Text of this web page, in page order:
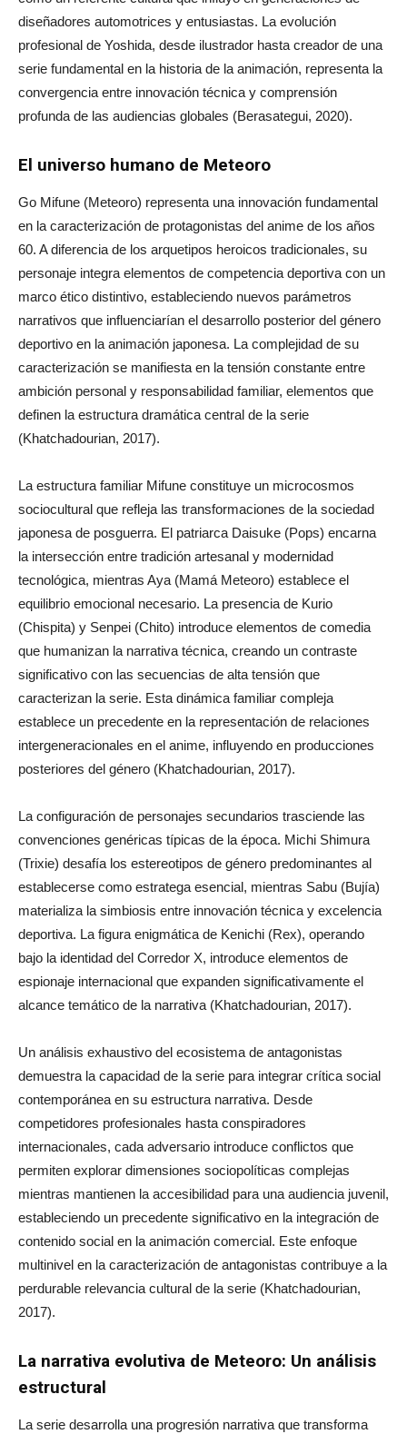
diseñadores automotrices y entusiastas. La evolución
profesional de Yoshida, desde ilustrador hasta creador de una
serie fundamental en la historia de la animación, representa la
convergencia entre innovación técnica y comprensión
profunda de las audiencias globales (Berasategui, 2020).
El universo humano de Meteoro
Go Mifune (Meteoro) representa una innovación fundamental
en la caracterización de protagonistas del anime de los años
60. A diferencia de los arquetipos heroicos tradicionales, su
personaje integra elementos de competencia deportiva con un
marco ético distintivo, estableciendo nuevos parámetros
narrativos que influenciarían el desarrollo posterior del género
deportivo en la animación japonesa. La complejidad de su
caracterización se manifiesta en la tensión constante entre
ambición personal y responsabilidad familiar, elementos que
definen la estructura dramática central de la serie
(Khatchadourian, 2017).
La estructura familiar Mifune constituye un microcosmos
sociocultural que refleja las transformaciones de la sociedad
japonesa de posguerra. El patriarca Daisuke (Pops) encarna
la intersección entre tradición artesanal y modernidad
tecnológica, mientras Aya (Mamá Meteoro) establece el
equilibrio emocional necesario. La presencia de Kurio
(Chispita) y Senpei (Chito) introduce elementos de comedia
que humanizan la narrativa técnica, creando un contraste
significativo con las secuencias de alta tensión que
caracterizan la serie. Esta dinámica familiar compleja
establece un precedente en la representación de relaciones
intergeneracionales en el anime, influyendo en producciones
posteriores del género (Khatchadourian, 2017).
La configuración de personajes secundarios trasciende las
convenciones genéricas típicas de la época. Michi Shimura
(Trixie) desafía los estereotipos de género predominantes al
establecerse como estratega esencial, mientras Sabu (Bujía)
materializa la simbiosis entre innovación técnica y excelencia
deportiva. La figura enigmática de Kenichi (Rex), operando
bajo la identidad del Corredor X, introduce elementos de
espionaje internacional que expanden significativamente el
alcance temático de la narrativa (Khatchadourian, 2017).
Un análisis exhaustivo del ecosistema de antagonistas
demuestra la capacidad de la serie para integrar crítica social
contemporánea en su estructura narrativa. Desde
competidores profesionales hasta conspiradores
internacionales, cada adversario introduce conflictos que
permiten explorar dimensiones sociopolíticas complejas
mientras mantienen la accesibilidad para una audiencia juvenil,
estableciendo un precedente significativo en la integración de
contenido social en la animación comercial. Este enfoque
multinivel en la caracterización de antagonistas contribuye a la
perdurable relevancia cultural de la serie (Khatchadourian,
2017).
La narrativa evolutiva de Meteoro: Un análisis
estructural
La serie desarrolla una progresión narrativa que transforma